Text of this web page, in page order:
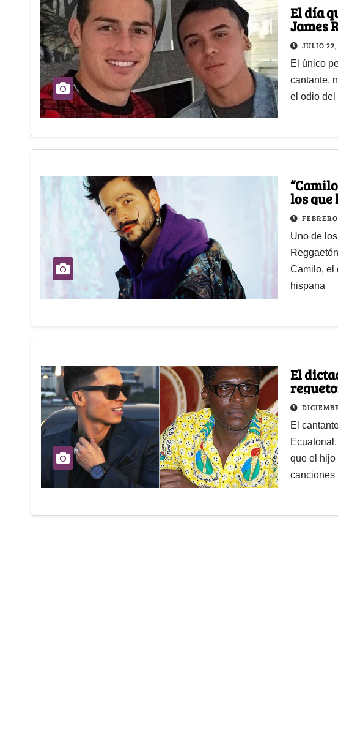
El día
James
JULIO 22,
El único
cantante,
el odio del
los que
Uno de
Camilo, el
hispana
El
privada
El
que el hijo
canciones